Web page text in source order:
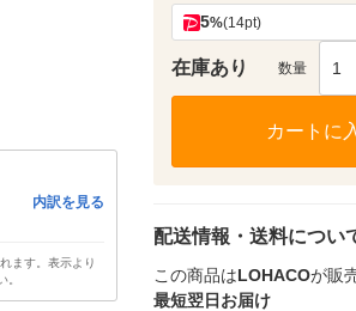
内訳を見る
ます。表示より
。
5%(14pt)
在庫あり 数量 1
カートに
配送情報・送料につい
この商品はLOHACOが販
最短翌日お届け